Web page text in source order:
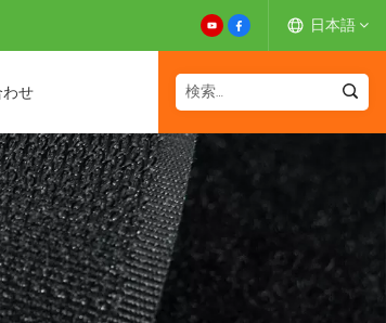
日本語
English
Deutsch
Français
わせ